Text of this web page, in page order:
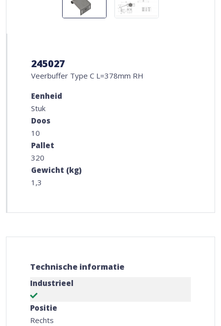
245027
Veerbuffer Type C L=378mm RH
Eenheid
Stuk
Doos
10
Pallet
320
Gewicht (kg)
1,3
Technische informatie
Industrieel
Positie
Rechts